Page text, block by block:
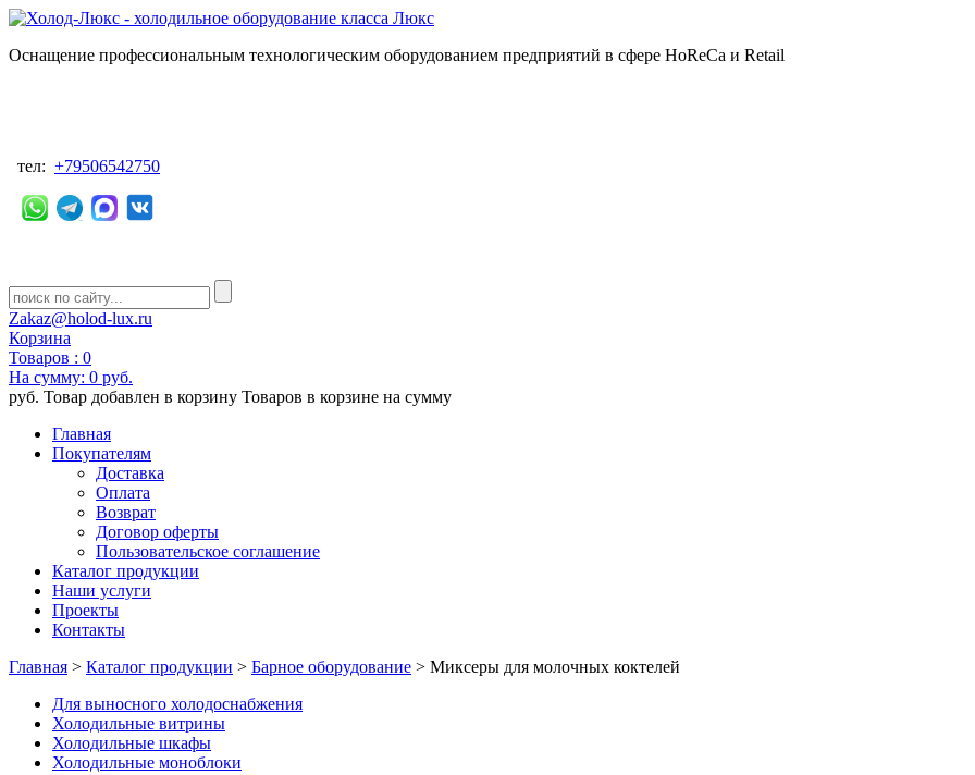
Оснащение профессиональным технологическим оборудованием предприятий в сфере HoReCa и Retail
тел: +79506542750
Zakaz@holod-lux.ru
Корзина
Товаров : 0
На сумму: 0 руб.
руб. Товар добавлен в корзину Товаров в корзине на сумму
Главная
Покупателям
Доставка
Оплата
Возврат
Договор оферты
Пользовательское соглашение
Каталог продукции
Наши услуги
Проекты
Контакты
Главная > Каталог продукции > Барное оборудование > Миксеры для молочных коктелей
Для выносного холодоснабжения
Холодильные витрины
Холодильные шкафы
Холодильные моноблоки